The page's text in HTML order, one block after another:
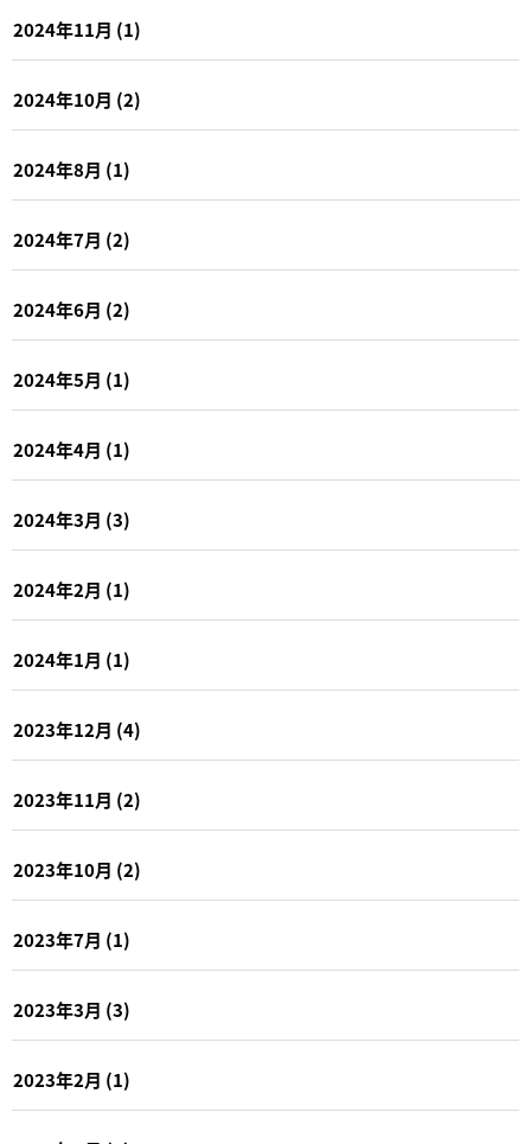
2024年11月 (1)
2024年10月 (2)
2024年8月 (1)
2024年7月 (2)
2024年6月 (2)
2024年5月 (1)
2024年4月 (1)
2024年3月 (3)
2024年2月 (1)
2024年1月 (1)
2023年12月 (4)
2023年11月 (2)
2023年10月 (2)
2023年7月 (1)
2023年3月 (3)
2023年2月 (1)